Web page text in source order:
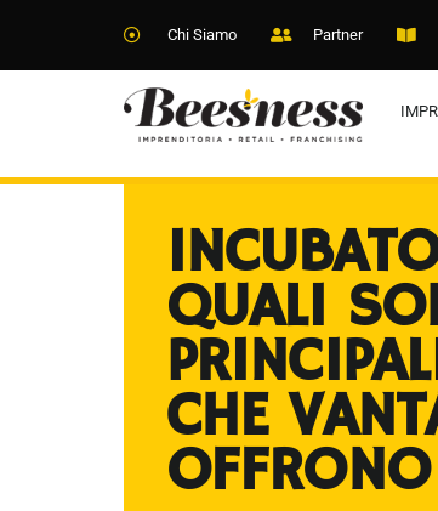
Chi Siamo Partner
QUALI
CHE
OFFRONO